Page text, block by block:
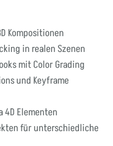
Kompositionen
in realen Szenen
mit Color Grading
und Keyframe
Elementen
für unterschiedliche